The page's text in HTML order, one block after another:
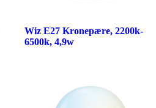
Wiz E27 Kronepære, 2200k-
6500k, 4,9w